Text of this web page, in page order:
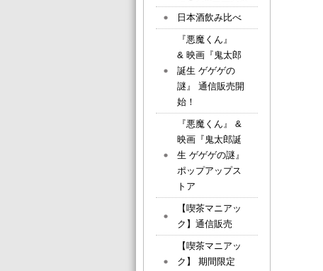
日本酒飲み比べ
『悪魔くん』
& 映画『鬼太郎
誕生 ゲゲゲの
謎』 通信販売開
始！
『悪魔くん』 &
映画『鬼太郎誕
生 ゲゲゲの謎』
ポップアップス
トア
【喫茶マニアッ
ク】通信販売
【喫茶マニアッ
ク】 期間限定